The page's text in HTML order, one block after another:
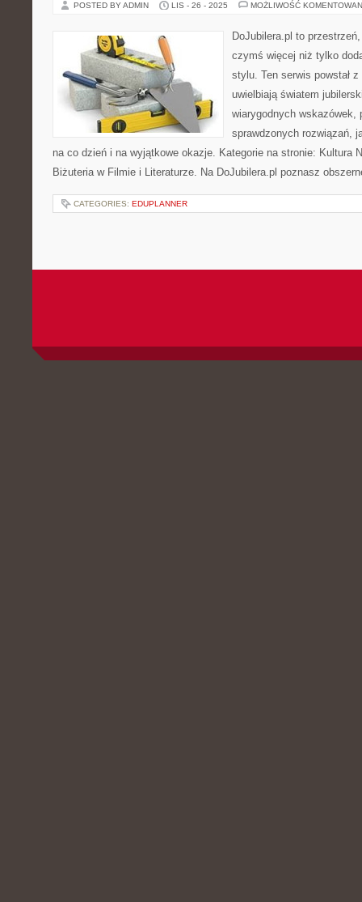
POSTED BY ADMIN LIS - 26 - 2025 MOŻLIWOŚĆ
DoJubilera.pl to
czymś więcej niż tylko
stylu. Ten serwis powstał
uwielbiają światem
wiarygodnych wskazówek,
sprawdzonych rozwiązań,
na co dzień i na wyjątkowe okazje. Kategorie na stronie: Kultura
Biżuteria w Filmie i Literaturze. Na DoJubilera.pl poznasz
CATEGORIES: EDUPLANNER